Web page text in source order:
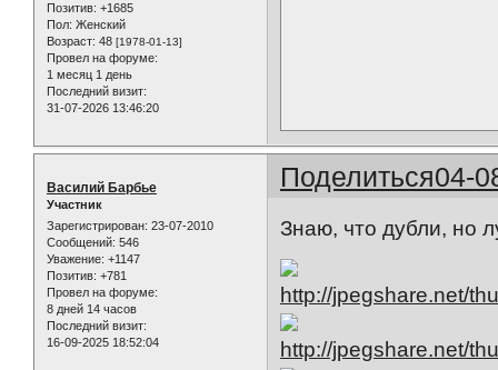
Позитив: +1685
Пол: Женский
Возраст: 48 [1978-01-13]
Провел на форуме:
1 месяц 1 день
Последний визит:
31-07-2026 13:46:20
Поделиться04-
Василий Барбье
Участник
Зарегистрирован: 23-07-2010
Сообщений: 546
Уважение: +1147
Позитив: +781
Провел на форуме:
8 дней 14 часов
Последний визит:
16-09-2025 18:52:04
Знаю, что дубли, но